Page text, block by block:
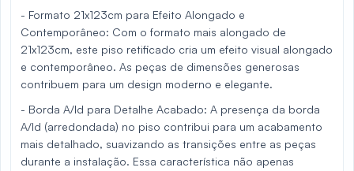
- Formato 21x123cm para Efeito Alongado e
Contemporâneo: Com o formato mais alongado de
21x123cm, este piso retificado cria um efeito visual alongado
e contemporâneo. As peças de dimensões generosas
contribuem para um design moderno e elegante.
- Borda A/ld para Detalhe Acabado: A presença da borda
A/ld (arredondada) no piso contribui para um acabamento
mais detalhado, suavizando as transições entre as peças
durante a instalação. Essa característica não apenas